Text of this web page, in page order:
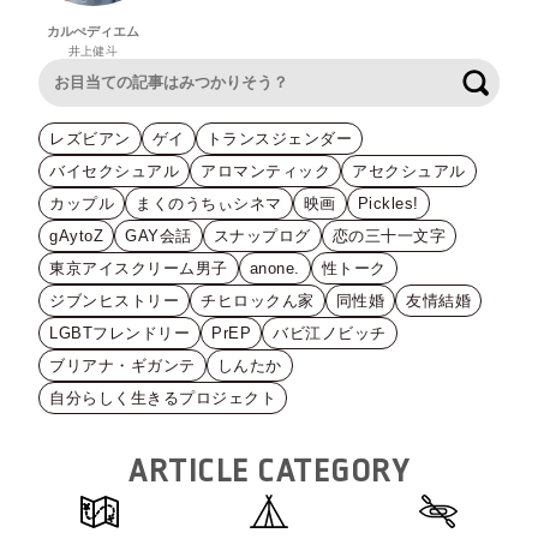
カルぺディエム
井上健斗
レズビアン ゲイ
トランスジェンダー
バイセクシュアル
アロマンティック
アセクシュアル
カップル
まくのうちぃシネマ 映画
Pickles!
gAytoZ
GAY会話 スナップログ
恋の三十一文字
東京アイスクリーム男子
anone.
性トーク
ジブンヒストリー
チヒロックん家 同性婚
友情結婚
LGBTフレンドリー
PrEP
バビ江ノビッチ
ブリアナ・ギガンテ
しんたか
自分らしく生きるプロジェクト
ARTICLE CATEGORY